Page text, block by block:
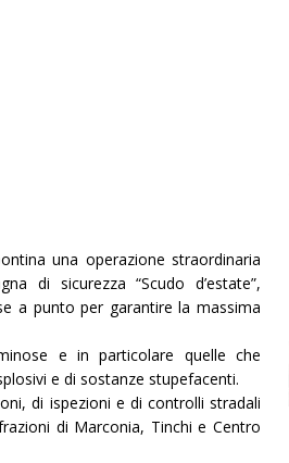
una operazione straordinaria
di sicurezza“Scudo d’estate”,
a punto per garantire la massima
e in particolare quelle che
e di sostanze stupefacenti.
di ispezioni e di controlli stradali
di Marconia, Tinchi e Centro